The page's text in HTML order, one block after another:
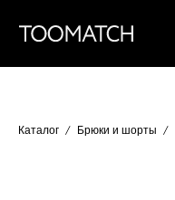
Каталог Брюки и шорты